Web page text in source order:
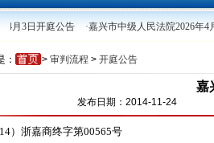
4月3日开庭公告 ·嘉兴市中级人民法院2026年4
： > 审判流程 > 开庭公告
嘉
发布日期：2014-11-24
）浙嘉商终字第00565号